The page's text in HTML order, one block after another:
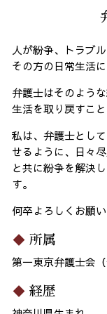
人が紛争、トラブ
その方の日常生活
弁護士はそのよう
生活を取り戻すこ
私は、弁護士とし
せるように、日々
と共に紛争を解決
す。
何卒よろしくお願
所属
第一東京弁護士会（
経歴